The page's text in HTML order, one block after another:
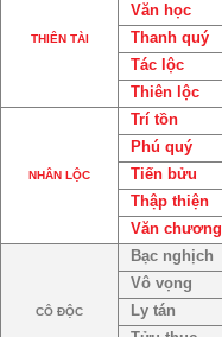
THIÊN TÀI
Văn học
Thanh quý
Tác lộc
Thiên lộc
NHÂN LỘC
Trí tồn
Phú quý
Tiến bửu
Thập thiện
Văn chương
CÔ ĐỘC
Bạc nghịch
Vô vọng
Ly tán